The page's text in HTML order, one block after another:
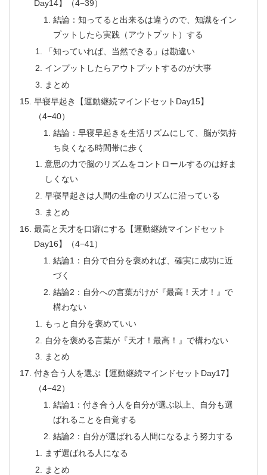
Day14】（4−39）
結論：知ってると出来るは違うので、知識をイン
プットしたら実践（アウトプット）する
「知っていれば、当然できる」は勘違い
インプットしたらアウトプットするのが大事
まとめ
早寝早起き【運動継続マインドセットDay15】
（4−40）
結論：早寝早起きを生活リズムにして、脳が気持
ち良くなる時間帯に歩く
意思の力で脳のリズムをコントロールするのは好ま
しくない
早寝早起きは人間の生命のリズムに沿っている
まとめ
最高と天才を口癖にする【運動継続マインドセット
Day16】（4−41）
結論1：自分で自分を褒めれば、確実に成功に近
づく
結論2：自分への言葉がけが『最高！天才！』で
構わない
もっと自分を褒めていい
自分を褒める言葉が『天才！最高！』で構わない
まとめ
付き合う人を選ぶ【運動継続マインドセットDay17】
（4−42）
結論1：付き合う人を自分が選ぶ以上、自分も選
ばれることを自覚する
結論2：自分が選ばれる人間になるよう努力する
まず選ばれる人になる
まとめ